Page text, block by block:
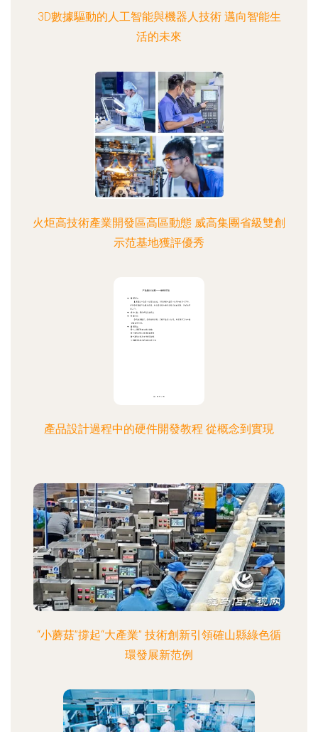
3D數據驅動的人工智能與機器人技術 邁向智能生
活的未來
火炬高技術產業開發區高區動態 威高集團省級雙創
示范基地獲評優秀
產品設計過程中的硬件開發教程 從概念到實現
“小蘑菇”撐起“大產業” 技術創新引領確山縣綠色循
環發展新范例